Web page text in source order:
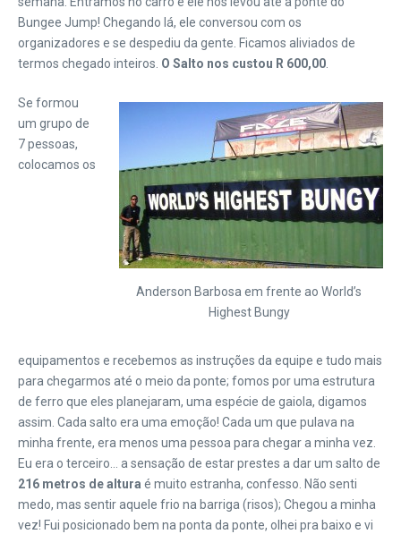
Bungee Jump! Chegando lá, ele conversou com os
organizadores e se despediu da gente. Ficamos aliviados de
termos chegado inteiros. O Salto nos custou R 600,00
Anderson Barbosa em frente ao World’s
Highest Bungy
Se formou
um grupo de
7 pessoas,
colocamos os
equipamentos e recebemos as instruções da equipe e tudo mais
para chegarmos até o meio da ponte; fomos por uma estrutura
de ferro que eles planejaram, uma espécie de gaiola, digamos
assim. Cada salto era uma emoção! Cada um que pulava na
minha frente, era menos uma pessoa para chegar a minha vez.
Eu era o terceiro… a sensação de estar prestes a dar um salto de
216 metros de altura é muito estranha, confesso. Não senti
medo, mas sentir aquele frio na barriga (risos); Chegou a minha
vez! Fui posicionado bem na ponta da ponte, olhei pra baixo e vi